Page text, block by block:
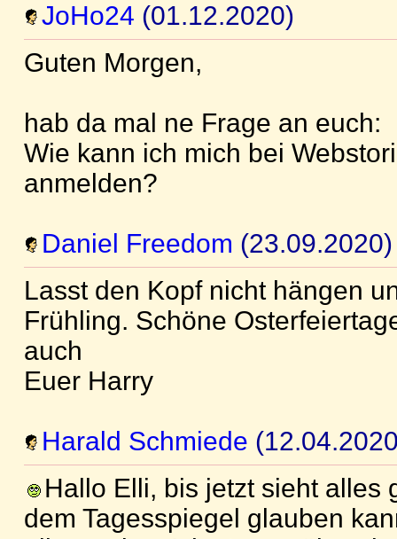
JoHo24 (01.12.2020)
Guten Morgen,
hab da mal ne Frage an euch:
Wie kann ich mich bei
anmelden?
Daniel Freedom (23.09.2020)
Lasst den Kopf nicht hängen
Frühling. Schöne
auch
Euer Harry
Harald Schmiede
Hallo Elli, bis jetzt sieht alles
dem Tagesspiegel glauben